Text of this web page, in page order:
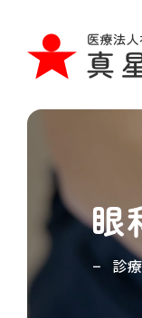
眼
診